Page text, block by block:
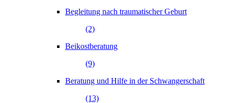
Begleitung nach traumatischer Geburt
(2)
Beikostberatung
(9)
Beratung und Hilfe in der Schwangerschaft
(13)